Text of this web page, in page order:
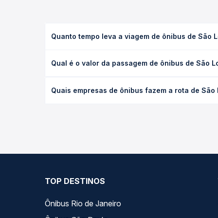
Quanto tempo leva a viagem de ônibus de São
(convencional, executivo ou leito) e as condições
Qual é o valor da passagem de ônibus de São
o tipo de poltrona e a antecedência da compra.
Quais empresas de ônibus fazem a rota de
TOP DESTINOS
Ônibus Rio de Janeiro